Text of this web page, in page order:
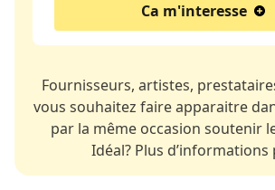
Ca m'interesse
Fournisseurs, artistes,
vous souhaitez faire apparaitre
par la même occasion soutenir
Idéal? Plus d’informations